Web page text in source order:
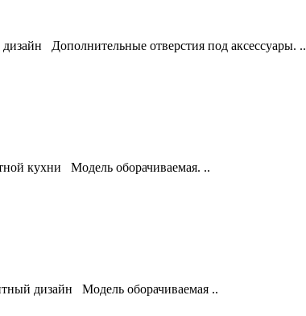
Дополнительные отверстия под аксессуары. ..
кухни Модель оборачиваемая. ..
дизайн Модель оборачиваемая ..